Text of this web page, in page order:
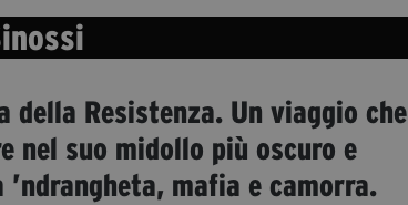
Resistenza. Un viaggio che
nel suo midollo più oscuro e
mafia e camorra.